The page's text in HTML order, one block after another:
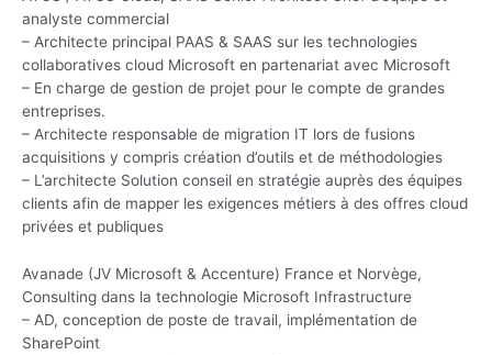
analyste commercial
– Architecte principal PAAS & SAAS sur les technologies
collaboratives cloud Microsoft en partenariat avec Microsoft
– En charge de gestion de projet pour le compte de grandes
entreprises.
– Architecte responsable de migration IT lors de fusions
acquisitions y compris création d’outils et de méthodologies
– L’architecte Solution conseil en stratégie auprès des équipes
clients afin de mapper les exigences métiers à des offres cloud
privées et publiques
Avanade (JV Microsoft & Accenture) France et Norvège,
Consulting dans la technologie Microsoft Infrastructure
– AD, conception de poste de travail, implémentation de
SharePoint